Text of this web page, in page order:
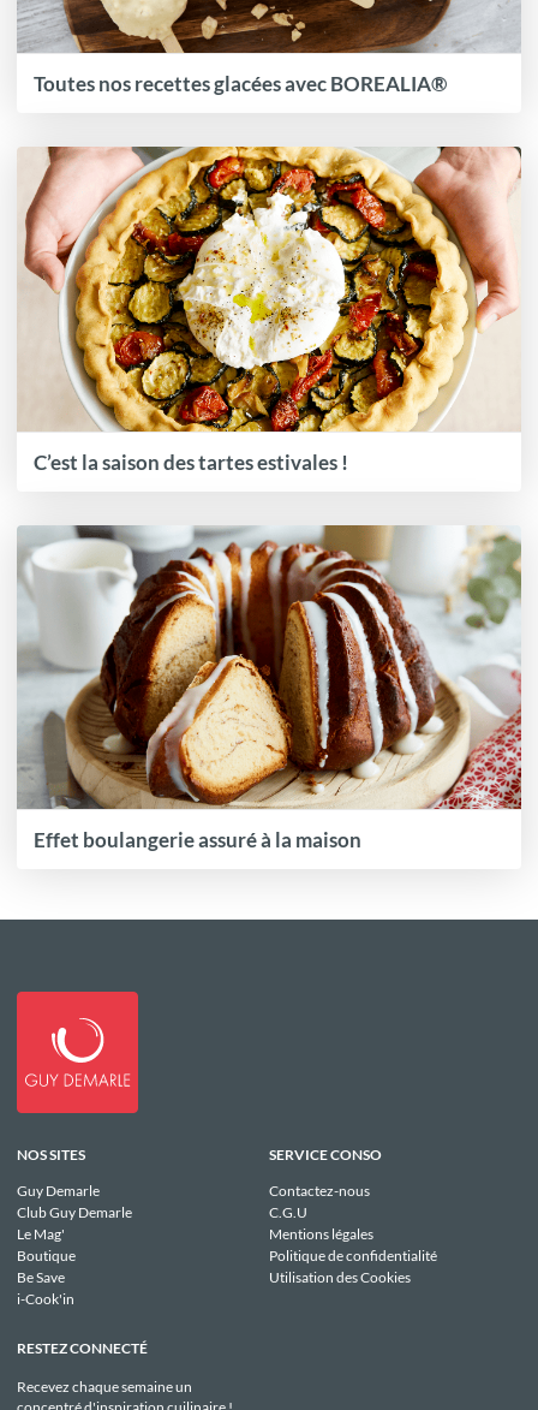
Toutes nos recettes glacées avec BOREALIA®
C’est la saison des tartes estivales !
Effet boulangerie assuré à la maison
NOS SITES
Guy Demarle
Club Guy Demarle
Le Mag'
Boutique
Be Save
i-Cook'in
SERVICE CONSO
Contactez-nous
C.G.U
Mentions légales
Politique de confidentialité
Utilisation des Cookies
RESTEZ CONNECTÉ
Recevez chaque semaine un